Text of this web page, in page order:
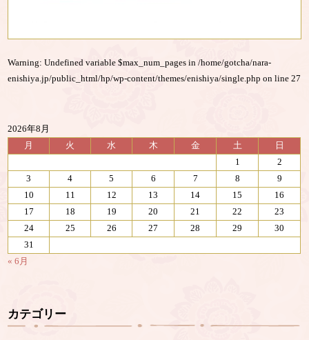
Warning: Undefined variable $max_num_pages in/home/gotcha/nara-
enishiya.jp/public_html/hp/wp-content/themes/enishiya/single.php on line27
2026年8月
月
火 水 木 金 土
日
1
2
3
4 5 6 7 8
9
10
11 12 13 14 15
16
17
18 19 20 21 22
23
24
25 26 27 28 29
30
31
« 6月
カテゴリー